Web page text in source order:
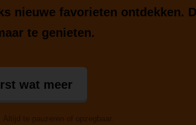
nieuwe favorieten ontdekken.
te genieten.
wat meer
te pauzeren of opzegbaar.